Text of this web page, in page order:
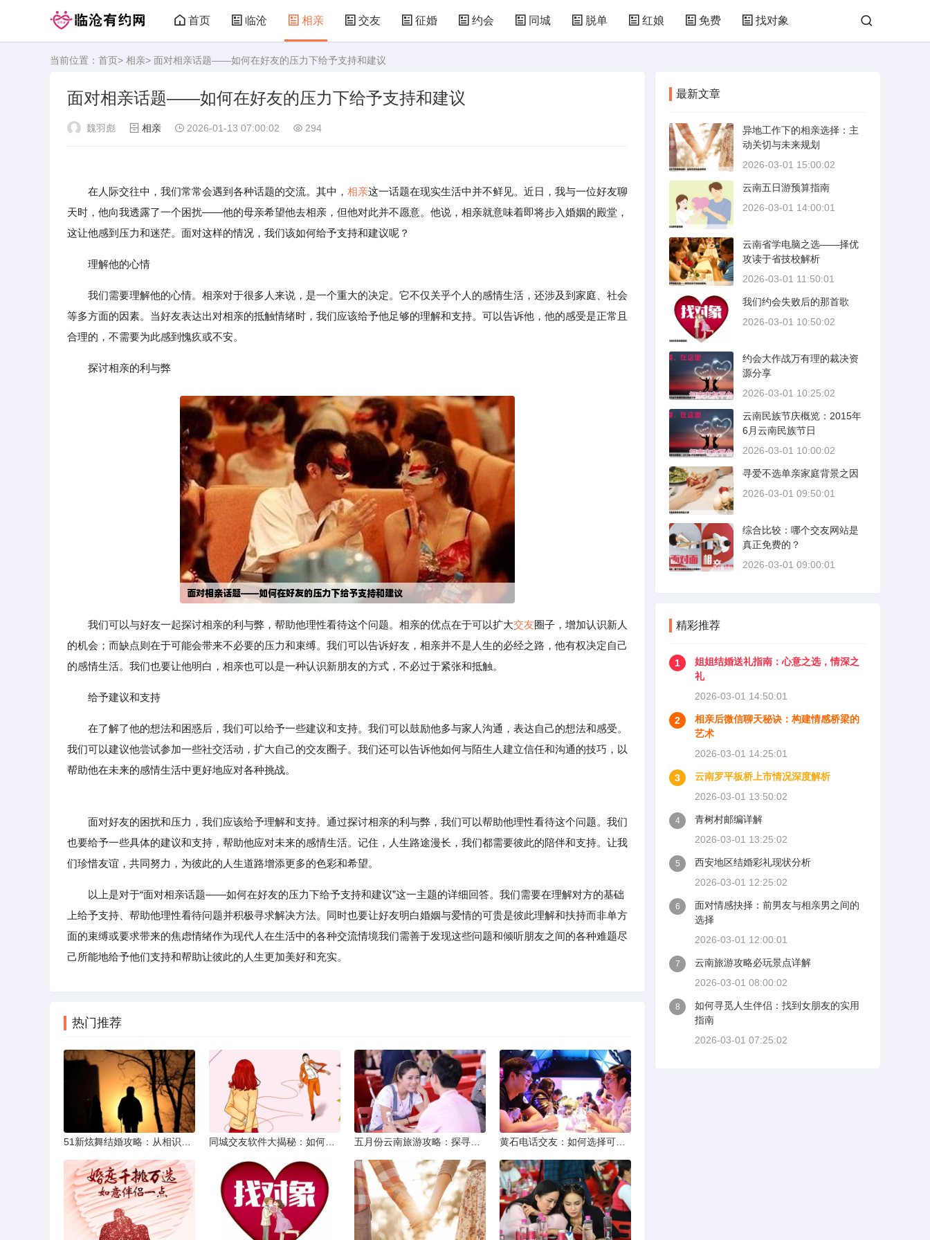
首页 临沧 相亲 交友 征婚 约会 同城 脱单 红娘 免费 找对象
临沧有约网
当前位置： 首页> 相亲> 面对相亲话题——如何在好友的压力下给予支持和建议
面对相亲话题——如何在好友的压力下给予支持和建议
魏羽彪 相亲 2026-01-13 07:00:02 294
在人际交往中，我们常常会遇到各种话题的交流。其中， 相亲这一话题在现实生活中并不鲜见。近日，我与一位好友聊
天时，他向我透露了一个困扰——他的母亲希望他去相亲，但他对此并不愿意。他说，相亲就意味着即将步入婚姻的殿堂，
这让他感到压力和迷茫。面对这样的情况，我们该如何给予支持和建议呢？
理解他的心情
我们需要理解他的心情。相亲对于很多人来说，是一个重大的决定。它不仅关乎个人的感情生活，还涉及到家庭、社会
等多方面的因素。当好友表达出对相亲的抵触情绪时，我们应该给予他足够的理解和支持。可以告诉他，他的感受是正常且
合理的，不需要为此感到愧疚或不安。
探讨相亲的利与弊
我们可以与好友一起探讨相亲的利与弊，帮助他理性看待这个问题。相亲的优点在于可以扩大交友圈子，增加认识新人
的机会；而缺点则在于可能会带来不必要的压力和束缚。我们可以告诉好友，相亲并不是人生的必经之路，他有权决定自己
的感情生活。我们也要让他明白，相亲也可以是一种认识新朋友的方式，不必过于紧张和抵触。
给予建议和支持
在了解了他的想法和困惑后，我们可以给予一些建议和支持。我们可以鼓励他多与家人沟通，表达自己的想法和感受。
我们可以建议他尝试参加一些社交活动，扩大自己的交友圈子。我们还可以告诉他如何与陌生人建立信任和沟通的技巧，以
帮助他在未来的感情生活中更好地应对各种挑战。
面对好友的困扰和压力，我们应该给予理解和支持。通过探讨相亲的利与弊，我们可以帮助他理性看待这个问题。我们
也要给予一些具体的建议和支持，帮助他应对未来的感情生活。记住，人生路途漫长，我们都需要彼此的陪伴和支持。让我
们珍惜友谊，共同努力，为彼此的人生道路增添更多的色彩和希望。
以上是对于“面对相亲话题——如何在好友的压力下给予支持和建议”这一主题的详细回答。我们需要在理解对方的基础
上给予支持、帮助他理性看待问题并积极寻求解决方法。同时也要让好友明白婚姻与爱情的可贵是彼此理解和扶持而非单方
面的束缚或要求带来的焦虑情绪作为现代人在生活中的各种交流情境我们需善于发现这些问题和倾听朋友之间的各种难题尽
己所能地给予他们支持和帮助让彼此的人生更加美好和充实。
热门推荐
最新文章
异地工作下的相亲选择：主
动关切与未来规划
2026-03-01 15:00:02
云南五日游预算指南
2026-03-01 14:00:01
云南省学电脑之选——择优
攻读于省技校解析
2026-03-01 11:50:01
我们约会失败后的那首歌
2026-03-01 10:50:02
约会大作战万有理的裁决资
源分享
2026-03-01 10:25:02
云南民族节庆概览：2015年
6月云南民族节日
2026-03-01 10:00:02
寻爱不选单亲家庭背景之因
2026-03-01 09:50:01
综合比较：哪个交友网站是
真正免费的？
2026-03-01 09:00:01
精彩推荐
1
姐姐结婚送礼指南：心意之选，情深之
礼
2026-03-01 14:50:01
2
相亲后微信聊天秘诀：构建情感桥梁的
艺术
2026-03-01 14:25:01
3
云南罗平板桥上市情况深度解析
2026-03-01 13:50:02
4
青树村邮编详解
2026-03-01 13:25:02
5
西安地区结婚彩礼现状分析
2026-03-01 12:25:02
6
面对情感抉择：前男友与相亲男之间的
选择
2026-03-01 12:00:01
7
云南旅游攻略必玩景点详解
2026-03-01 08:00:02
8
如何寻觅人生伴侣：找到女朋友的实用
指南
2026-03-01 07:25:02